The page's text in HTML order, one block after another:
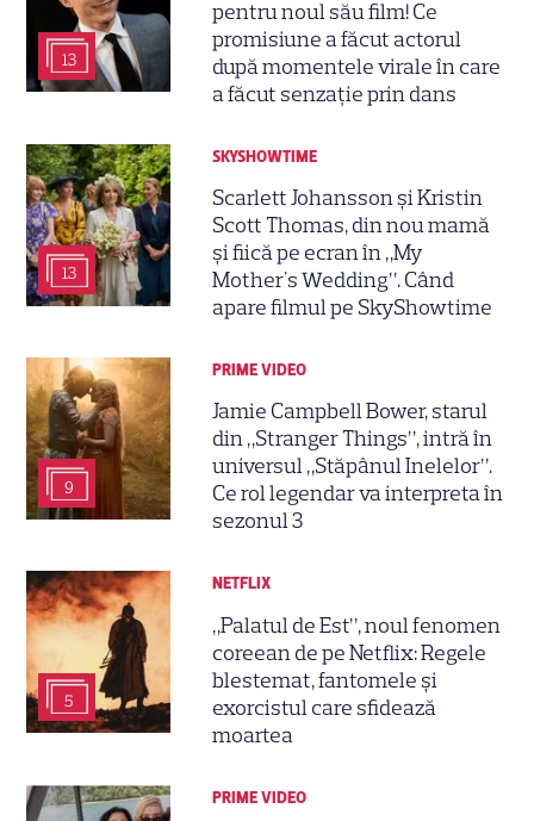
13
pentru noul său film! Ce
promisiune a făcut actorul
după momentele virale în care
a făcut senzație prin dans
13
SKYSHOWTIME
Scarlett Johansson și Kristin
Scott Thomas, din nou mamă
și fiică pe ecran în „My
Mother's Wedding”. Când
apare filmul pe SkyShowtime
9
PRIME VIDEO
Jamie Campbell Bower, starul
din „Stranger Things”, intră în
universul „Stăpânul Inelelor”.
Ce rol legendar va interpreta în
sezonul 3
5
NETFLIX
„Palatul de Est”, noul fenomen
coreean de pe Netflix: Regele
blestemat, fantomele și
exorcistul care sfidează
moartea
PRIME VIDEO